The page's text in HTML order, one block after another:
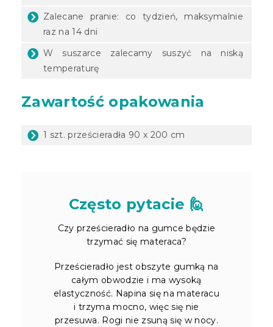
Zalecane pranie: co tydzień, maksymalnie
raz na 14 dni
W suszarce zalecamy suszyć na niską
temperaturę
Zawartość opakowania
1 szt. prześcieradła 90 x 200 cm
Często pytacie 🙋
Czy prześcieradło na gumce będzie
trzymać się materaca?
Prześcieradło jest obszyte gumką na
całym obwodzie i ma wysoką
elastyczność. Napina się na materacu
i trzyma mocno, więc się nie
przesuwa. Rogi nie zsuną się w nocy.